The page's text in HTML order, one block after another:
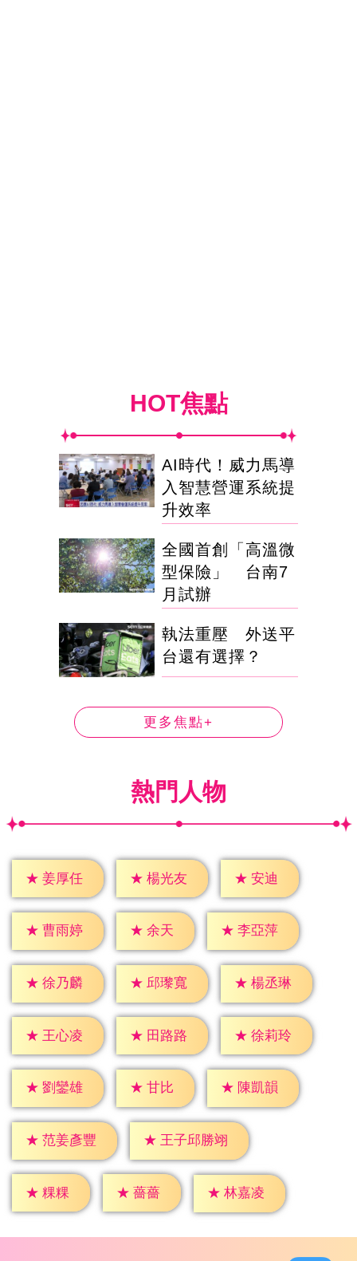
HOT焦點
AI時代！威力馬導
入智慧營運系統提
升效率
全國首創「高溫微
型保險」 台南7
月試辦
執法重壓 外送平
台還有選擇？
更多焦點+
熱門人物
★ 姜厚任 ★ 楊光友 ★ 安迪
★ 曹雨婷 ★ 余天 ★ 李亞萍
★ 徐乃麟 ★ 邱瓈寬 ★ 楊丞琳
★ 王心凌 ★ 田路路 ★ 徐莉玲
★ 劉鑾雄 ★ 甘比 ★ 陳凱韻
★ 范姜彥豐 ★ 王子邱勝翊
★ 粿粿 ★ 薔薔 ★ 林嘉凌